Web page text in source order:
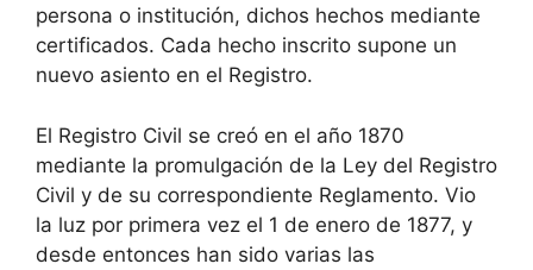
persona o institución, dichos hechos mediante
certificados. Cada hecho inscrito supone un
nuevo asiento en el Registro.
El Registro Civil se creó en el año 1870
mediante la promulgación de la Ley del Registro
Civil y de su correspondiente Reglamento. Vio
la luz por primera vez el 1 de enero de 1877, y
desde entonces han sido varias las